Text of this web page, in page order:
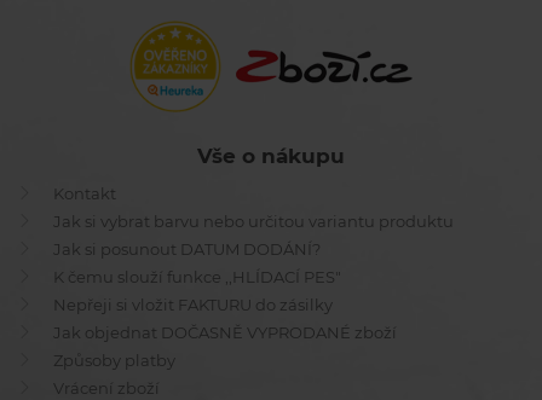
Vše o nákupu
Kontakt
Jak si vybrat barvu nebo určitou variantu produktu
Jak si posunout DATUM DODÁNÍ?
K čemu slouží funkce ,,HLÍDACÍ PES"
Nepřeji si vložit FAKTURU do zásilky
Jak objednat DOČASNĚ VYPRODANÉ zboží
Způsoby platby
Vrácení zboží